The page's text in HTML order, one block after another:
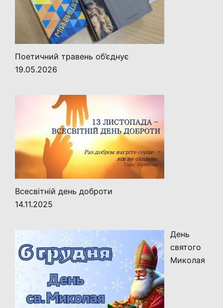
Поетичний травень об’єднує
19.05.2026
Всесвітній день доброти
14.11.2025
День
святого
Миколая